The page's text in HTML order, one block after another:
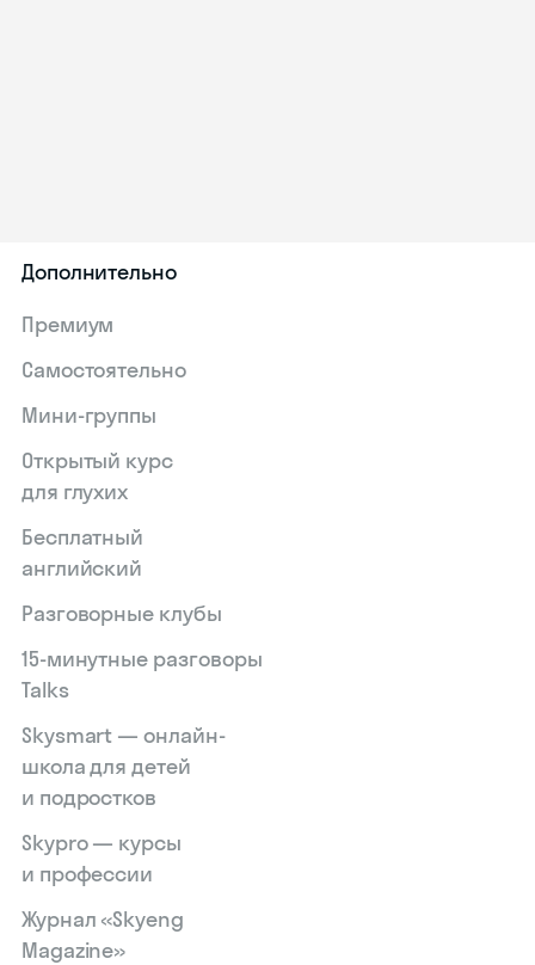
Дополнительно
Премиум
Самостоятельно
Мини-группы
Открытый курс
для глухих
Бесплатный
английский
Разговорные клубы
15‑минутные разговоры
Talks
Skysmart — онлайн-
школа для детей
и подростков
Skypro — курсы
и профессии
Журнал «Skyeng
Magazine»
online